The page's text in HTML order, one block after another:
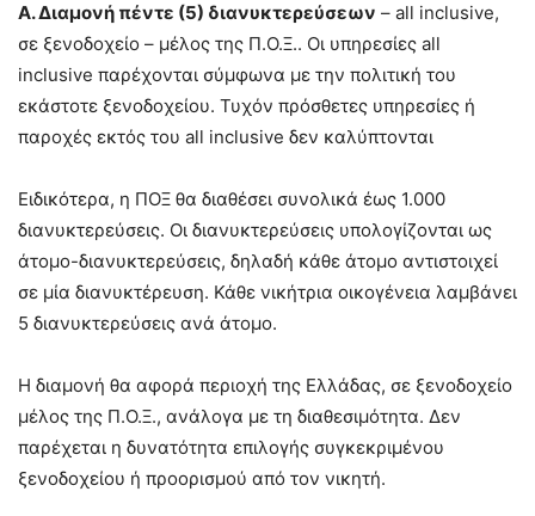
Α. Διαμονή πέντε (5) διανυκτερεύσεων – all inclusive,
σε ξενοδοχείο – μέλος της Π.Ο.Ξ.. Οι υπηρεσίες all
inclusive παρέχονται σύμφωνα με την πολιτική του
εκάστοτε ξενοδοχείου. Τυχόν πρόσθετες υπηρεσίες ή
παροχές εκτός του all inclusive δεν καλύπτονται
Ειδικότερα, η ΠΟΞ θα διαθέσει συνολικά έως 1.000
διανυκτερεύσεις. Οι διανυκτερεύσεις υπολογίζονται ως
άτομο-διανυκτερεύσεις, δηλαδή κάθε άτομο αντιστοιχεί
σε μία διανυκτέρευση. Κάθε νικήτρια οικογένεια λαμβάνει
5 διανυκτερεύσεις ανά άτομο.
Η διαμονή θα αφορά περιοχή της Ελλάδας, σε ξενοδοχείο
μέλος της Π.Ο.Ξ., ανάλογα με τη διαθεσιμότητα. Δεν
παρέχεται η δυνατότητα επιλογής συγκεκριμένου
ξενοδοχείου ή προορισμού από τον νικητή.